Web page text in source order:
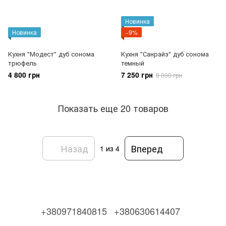
Новинка
Кухня "Модест" дуб сонома
трюфель
4 800 грн
Новинка
−9%
Кухня "Санрайз" дуб сонома
темный
7 250 грн 8 000 грн
Показать еще 20 товаров
Назад 1 из 4 Вперед
+380971840815 +380630614407